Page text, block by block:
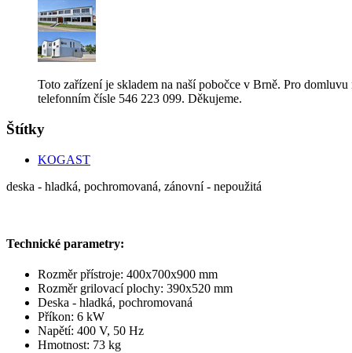
Toto zařízení je skladem na naší pobočce v Brně. Pro
telefonním čísle 546 223 099. Děkujeme.
Štítky
KOGAST
deska - hladká, pochromovaná, zánovní - nepoužitá
Technické parametry:
Rozměr přístroje: 400x700x900 mm
Rozměr grilovací plochy: 390x520 mm
Deska - hladká, pochromovaná
Příkon: 6 kW
Napětí: 400 V, 50 Hz
Hmotnost: 73 kg